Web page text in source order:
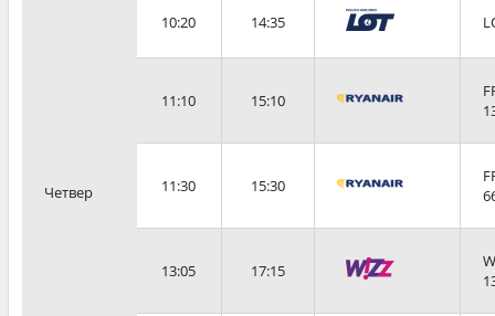
Четвер
10:20 14:35
11:10 15:10
11:30 15:30
13:05 17:15